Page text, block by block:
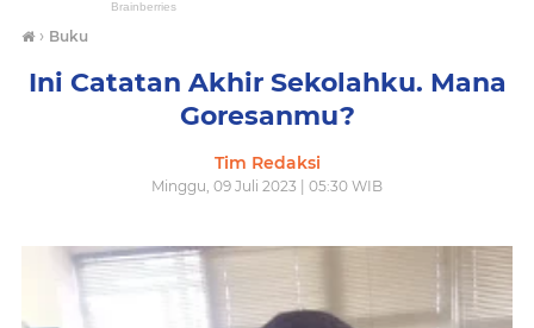
› Buku
Ini Catatan Akhir Sekolahku. Mana
Goresanmu?
Tim Redaksi
Minggu, 09 Juli 2023 | 05:30 WIB